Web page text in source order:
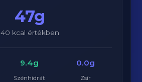
47g
40 kcal értékben
9.4g
Szénhidrát
0.0g
Zsír